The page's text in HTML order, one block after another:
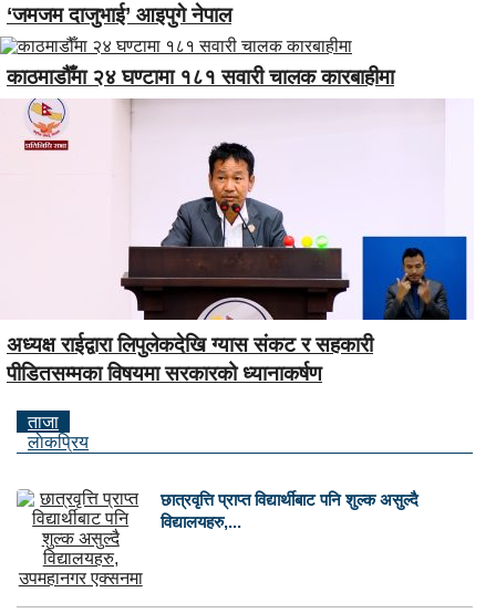
‘जमजम दाजुभाई’ आइपुगे नेपाल
काठमाडौँमा २४ घण्टामा १८१ सवारी चालक कारबाहीमा
अध्यक्ष राईद्वारा लिपुलेकदेखि ग्यास संकट र सहकारी
पीडितसम्मका विषयमा सरकारको ध्यानाकर्षण
ताजा
लाेकप्रिय
छात्रवृत्ति प्राप्त विद्यार्थीबाट पनि शुल्क असुल्दै
विद्यालयहरु,...